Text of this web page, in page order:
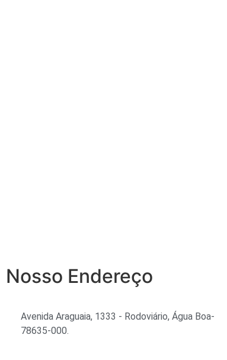
Nosso Endereço
Avenida Araguaia, 1333 - Rodoviário, Água Boa-
78635-000.